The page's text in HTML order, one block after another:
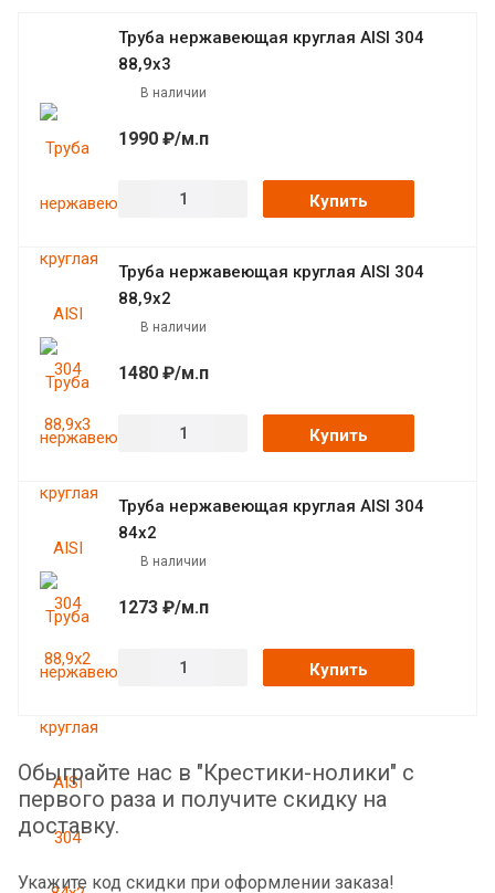
Труба нержавеющая круглая AISI 304
88,9х3
В наличии
1990 ₽/м.п
Купить
Труба нержавеющая круглая AISI 304
88,9х2
В наличии
1480 ₽/м.п
Купить
Труба нержавеющая круглая AISI 304
84х2
В наличии
1273 ₽/м.п
Купить
Обыграйте нас в "Крестики-нолики" с
первого раза и получите скидку на
доставку.
Укажите код скидки при оформлении заказа!